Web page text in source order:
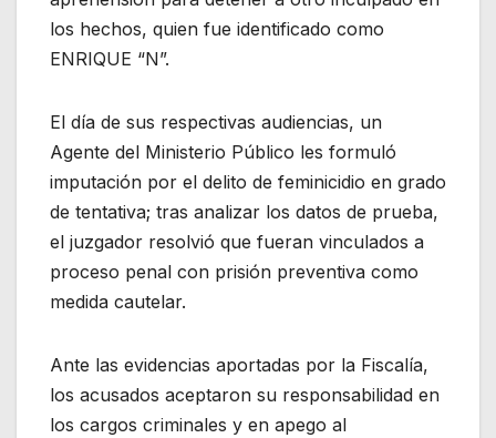
los hechos, quien fue identificado como
ENRIQUE “N”.
El día de sus respectivas audiencias, un
Agente del Ministerio Público les formuló
imputación por el delito de feminicidio en grado
de tentativa; tras analizar los datos de prueba,
el juzgador resolvió que fueran vinculados a
proceso penal con prisión preventiva como
medida cautelar.
Ante las evidencias aportadas por la Fiscalía,
los acusados aceptaron su responsabilidad en
los cargos criminales y en apego al